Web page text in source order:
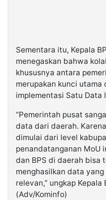
Sementara itu, Kepala
menegaskan bahwa
khususnya antara
merupakan kunci utama
implementasi Satu Data
“Pemerintah pusat
data dari daerah.
dimulai dari level
penandatanganan MoU
dan BPS di daerah bisa
menghasilkan data
relevan,” ungkap
(Adv/Kominfo)